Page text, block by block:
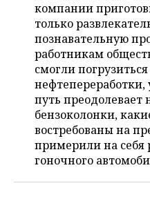
ВОДНЫЕ ВИДЫ СПОРТА
ХОККЕЙ С МЯЧОМ
ОБРАЗОВАНИЕ
ПРОИСШЕСТВИЯ
компании
только
познавательную
работникам
смогли
нефтепереработки,
путь
бензоколонки,
востребованы на
примерили на себя
гоночного